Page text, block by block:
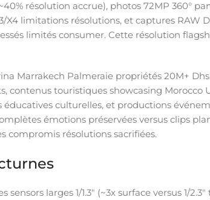
résolution accrue), photos 72MP 360°
limitations résolutions, et captures RAW
limités consumer. Cette résolution
Marrakech Palmeraie propriétés 20M+
touristiques showcasing Morocco
culturelles, et productions
émotions préservées versus clips
compromis résolutions sacrifiées.
larges 1/1.3″ (~3x surface versus 1/